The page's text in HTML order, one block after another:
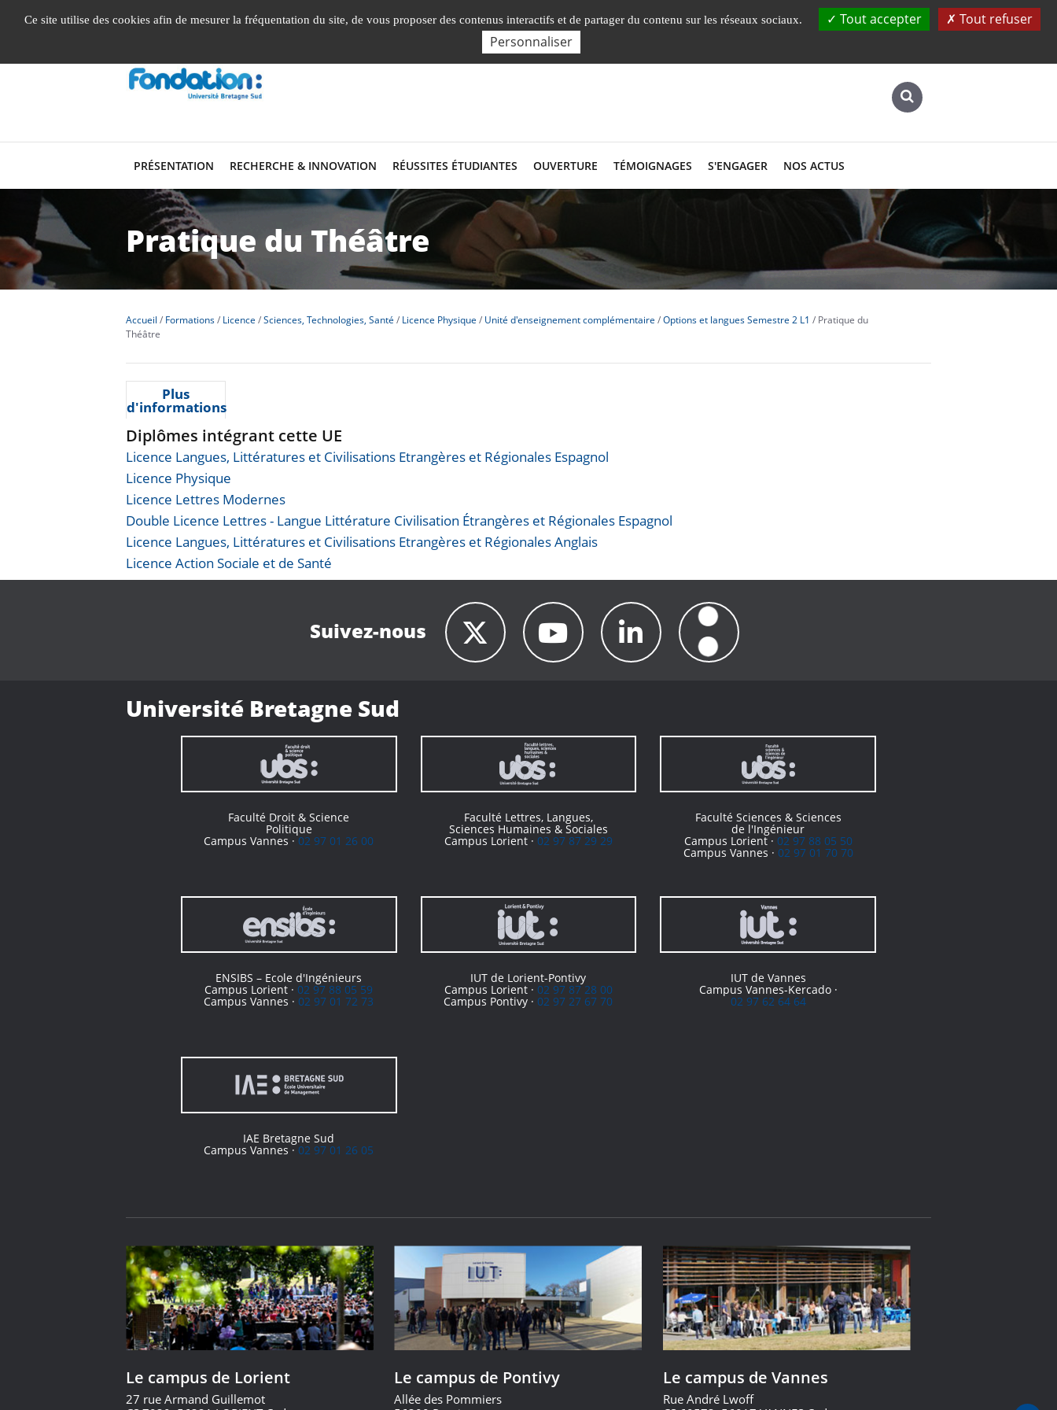
UBS Laboratoires
Nos Facultés, Instituts, Ecole
PRÉSENTATION RECHERCHE & INNOVATION RÉUSSITES ÉTUDIANTES OUVERTURE TÉMOIGNAGES S'ENGAGER NOS ACTUS
Pratique du Théâtre
Accueil Formations Licence Sciences, Technologies, Santé Licence Physique Unité d'enseignement complémentaire Options et langues Semestre 2 L1
Pratique du
Théâtre
Plus
d'informations
Diplômes intégrant cette UE
Licence Langues, Littératures et Civilisations Etrangères et Régionales Espagnol
Licence Physique
Licence Lettres Modernes
Double Licence Lettres - Langue Littérature Civilisation Étrangères et Régionales Espagnol
Licence Langues, Littératures et Civilisations Etrangères et Régionales Anglais
Licence Action Sociale et de Santé
Suivez-nous
Université Bretagne Sud
Faculté Droit & Science
Politique
Campus Vannes ·02 97 01 26 00
Faculté Lettres, Langues,
Sciences Humaines & Sociales
Campus Lorient · 02 97 87 29 29
Faculté Sciences & Sciences
de l'Ingénieur
Campus Lorient · 02 97 88 05 50
Campus Vannes · 02 97 01 70 70
ENSIBS – Ecole d'Ingénieurs
Campus Lorient ·02 97 88 05 59
Campus Vannes ·02 97 01 72 73
IUT de Lorient-Pontivy
Campus Lorient · 02 97 87 28 00
Campus Pontivy ·02 97 27 67 70
IUT de Vannes
Campus Vannes-Kercado ·
02 97 62 64 64
IAE Bretagne Sud
Campus Vannes ·02 97 01 26 05
Le campus de Lorient
27 rue Armand Guillemot
Le campus de Pontivy
Allée des Pommiers
Le campus de Vannes
Rue André Lwoff
Ce site utilise des cookies afin de mesurer la fréquentation du site, de vous proposer des contenus interactifs et de partager du contenu sur les réseaux sociaux. Tout accepter
Tout refuser
Personnaliser